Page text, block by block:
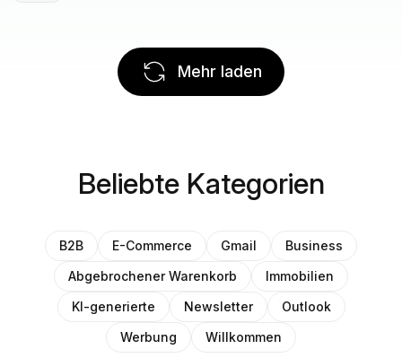
Mehr laden
Beliebte Kategorien
B2B E-Commerce Gmail
Business
Abgebrochener Warenkorb
Immobilien
KI-generierte
Newsletter
Outlook
Werbung
Willkommen